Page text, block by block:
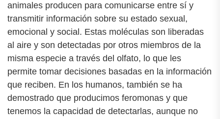
animales producen para comunicarse entre sí y
transmitir información sobre su estado sexual,
emocional y social. Estas moléculas son liberadas
al aire y son detectadas por otros miembros de la
misma especie a través del olfato, lo que les
permite tomar decisiones basadas en la información
que reciben. En los humanos, también se ha
demostrado que producimos feromonas y que
tenemos la capacidad de detectarlas, aunque no